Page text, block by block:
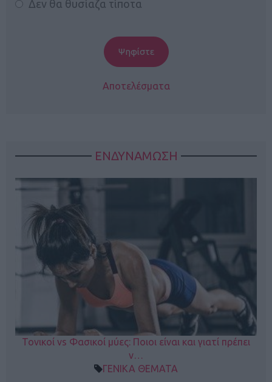
Δεν θα θυσίαζα τίποτα
Αποτελέσματα
ΕΝΔΥΝΑΜΩΣΗ
Τονικοί vs Φασικοί μύες: Ποιοι είναι και γιατί πρέπει
ν…
ΓΕΝΙΚΑ ΘΕΜΑΤΑ